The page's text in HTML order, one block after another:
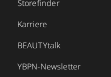
Storefinder
Karriere
BEAUTYtalk
YBPN-Newsletter